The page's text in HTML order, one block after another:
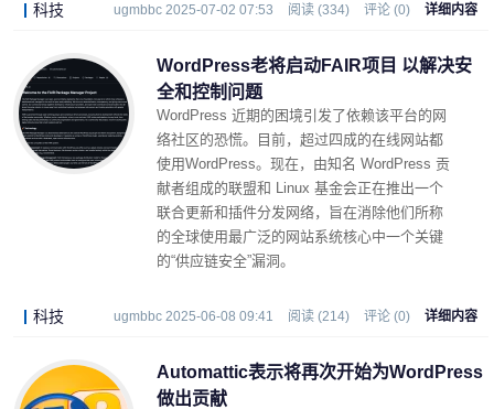
科技 ugmbbc 2025-07-02 07:53 阅读 (334) 评论 (0) 详细内容
WordPress老将启动FAIR项目 以解决安
全和控制问题
WordPress 近期的困境引发了依赖该平台的网
络社区的恐慌。目前， 超过四成的在线网站都
使用WordPress。现在，由知名 WordPress 贡
献者组成的联盟和 Linux 基金会正在推出一个
联合更新和插件分发网络，旨在消除他们所称
的全球使用最广泛的网站系统核心中一个关键
的“供应链安全”漏洞。
科技 ugmbbc 2025-06-08 09:41 阅读 (214) 评论 (0) 详细内容
Automattic表示将再次开始为WordPress
做出贡献